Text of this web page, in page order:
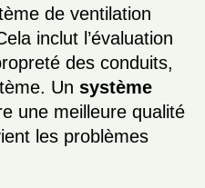
de ventilation
inclut l’évaluation
des conduits,
Un système
une meilleure qualité
les problèmes